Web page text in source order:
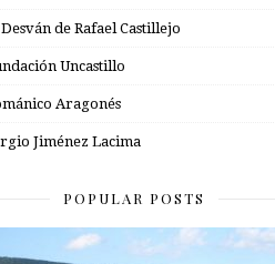
de Rafael Castillejo
Uncastillo
Aragonés
Jiménez Lacima
POPULAR POSTS